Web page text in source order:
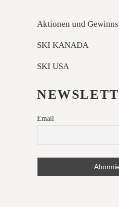
Aktionen und
SKI KANADA
SKI USA
Email